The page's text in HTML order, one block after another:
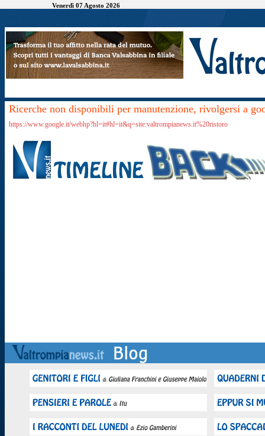
Venerdì 07 Agosto 2026
Ricerche non disponibili per manutenzione, rivolgersi a
https://www.google.it/webhp?hl=it#hl=it&q=site:valtrompianews.it%20ristoro